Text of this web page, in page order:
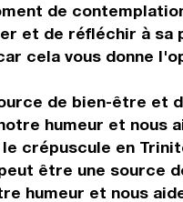
de
et de réfléchir à
cela vous donne
de bien-être et
humeur et nous
crépuscule en
être une source
humeur et nous